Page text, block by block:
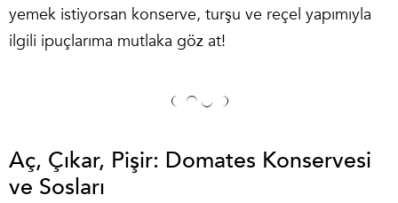
yemek istiyorsan konserve, turşu ve reçel yapımıyla
ilgili ipuçlarıma mutlaka göz at!
Aç, Çıkar, Pişir: Domates Konservesi
ve Sosları